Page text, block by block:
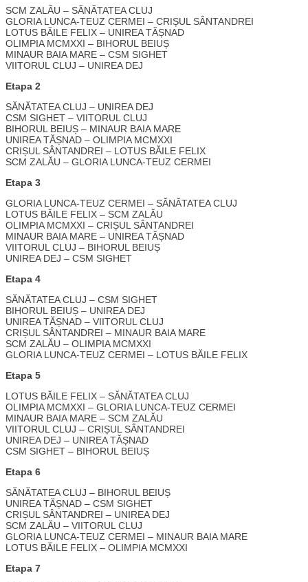
SCM ZALĂU – SĂNĂTATEA CLUJ
GLORIA LUNCA-TEUZ CERMEI – CRIȘUL SÂNTANDREI
LOTUS BĂILE FELIX – UNIREA TĂȘNAD
OLIMPIA MCMXXI – BIHORUL BEIUȘ
MINAUR BAIA MARE – CSM SIGHET
VIITORUL CLUJ – UNIREA DEJ
Etapa 2
SĂNĂTATEA CLUJ – UNIREA DEJ
CSM SIGHET – VIITORUL CLUJ
BIHORUL BEIUȘ – MINAUR BAIA MARE
UNIREA TĂȘNAD – OLIMPIA MCMXXI
CRIȘUL SÂNTANDREI – LOTUS BĂILE FELIX
SCM ZALĂU – GLORIA LUNCA-TEUZ CERMEI
Etapa 3
GLORIA LUNCA-TEUZ CERMEI – SĂNĂTATEA CLUJ
LOTUS BĂILE FELIX – SCM ZALĂU
OLIMPIA MCMXXI – CRIȘUL SÂNTANDREI
MINAUR BAIA MARE – UNIREA TĂȘNAD
VIITORUL CLUJ – BIHORUL BEIUȘ
UNIREA DEJ – CSM SIGHET
Etapa 4
SĂNĂTATEA CLUJ – CSM SIGHET
BIHORUL BEIUȘ – UNIREA DEJ
UNIREA TĂȘNAD – VIITORUL CLUJ
CRIȘUL SÂNTANDREI – MINAUR BAIA MARE
SCM ZALĂU – OLIMPIA MCMXXI
GLORIA LUNCA-TEUZ CERMEI – LOTUS BĂILE FELIX
Etapa 5
LOTUS BĂILE FELIX – SĂNĂTATEA CLUJ
OLIMPIA MCMXXI – GLORIA LUNCA-TEUZ CERMEI
MINAUR BAIA MARE – SCM ZALĂU
VIITORUL CLUJ – CRIȘUL SÂNTANDREI
UNIREA DEJ – UNIREA TĂȘNAD
CSM SIGHET – BIHORUL BEIUȘ
Etapa 6
SĂNĂTATEA CLUJ – BIHORUL BEIUȘ
UNIREA TĂȘNAD – CSM SIGHET
CRIȘUL SÂNTANDREI – UNIREA DEJ
SCM ZALĂU – VIITORUL CLUJ
GLORIA LUNCA-TEUZ CERMEI – MINAUR BAIA MARE
LOTUS BĂILE FELIX – OLIMPIA MCMXXI
Etapa 7